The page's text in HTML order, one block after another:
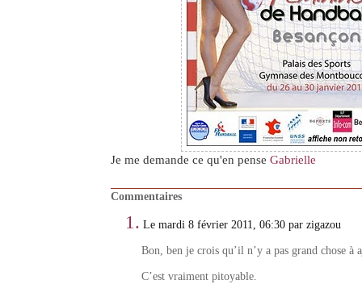
Je me demande ce qu'en penseGabrielle
Commentaires
1. Le mardi 8 février 2011, 06:30 par zigazou
Bon, ben je crois qu’il n’y a pas grand chose
C’est vraiment pitoyable.